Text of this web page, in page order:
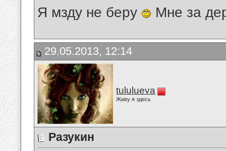
Я мзду не беру Мне за
29.05.2013, 12:14
tululueva
Живу я здесь
Разукин